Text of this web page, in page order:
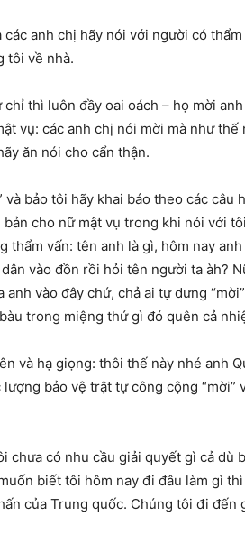
anh chị hãy nói với người có
tôi về nhà.
thì luôn đầy oai oách – họ mời
vụ: các anh chị nói mời mà như
ăn nói cho cẩn thận.
bảo tôi hãy khai báo theo các câu
cho nữ mật vụ trong khi nói với
vấn: tên anh là gì, hôm nay
vào đồn rồi hỏi tên người ta àh?
vào đây chứ, chả ai tự dưng
trong miệng thứ gì đó quên cả
và hạ giọng: thôi thế này nhé anh
bảo vệ trật tự công cộng
có nhu cầu giải quyết gì cả dù
biết tôi hôm nay đi đâu làm gì
của Trung quốc. Chúng tôi đi